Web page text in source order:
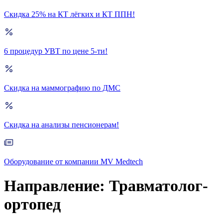
Скидка 25% на КТ лёгких и КТ ППН!
6 процедур УВТ по цене 5-ти!
Скидка на маммографию по ДМС
Скидка на анализы пенсионерам!
Оборудование от компании MV Medtech
Направление: Травматолог-
ортопед